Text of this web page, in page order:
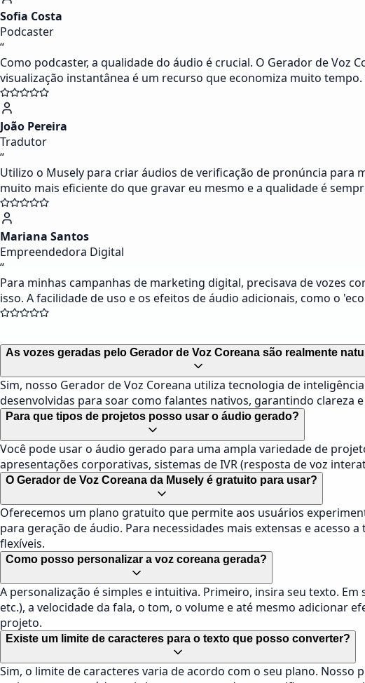
Sofia Costa
Podcaster
“
Como podcaster, a qualidade do áudio é crucial. O Gerador de
visualização instantânea é um recurso que economiza muito
João Pereira
Tradutor
“
Utilizo o Musely para criar áudios de verificação de pronúncia para
muito mais eficiente do que gravar eu mesmo e a qualidade é
Mariana Santos
Empreendedora Digital
“
Para minhas campanhas de marketing digital, precisava de vozes
isso. A facilidade de uso e os efeitos de áudio adicionais, como o
As vozes geradas pelo Gerador de Voz Coreana são realmente
Sim, nosso Gerador de Voz Coreana utiliza tecnologia de
desenvolvidas para soar como falantes nativos, garantindo clareza
Para que tipos de projetos posso usar o áudio gerado?
Você pode usar o áudio gerado para uma ampla variedade de
apresentações corporativas, sistemas de IVR (resposta de voz
O Gerador de Voz Coreana da Musely é gratuito para usar?
Oferecemos um plano gratuito que permite aos usuários
para geração de áudio. Para necessidades mais extensas e
flexíveis.
Como posso personalizar a voz coreana gerada?
A personalização é simples e intuitiva. Primeiro, insira seu texto.
etc.), a velocidade da fala, o tom, o volume e até mesmo adicionar
projeto.
Existe um limite de caracteres para o texto que posso converter?
Sim, o limite de caracteres varia de acordo com o seu plano.